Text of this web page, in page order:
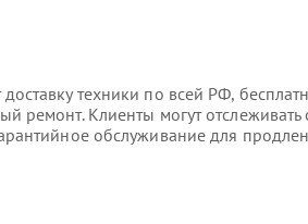
техники по всей РФ,
ремонт. Клиенты могут отслеживать
обслуживание для